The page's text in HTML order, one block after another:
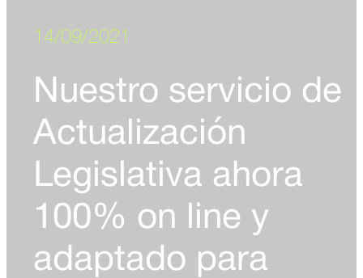
14/09/2021
Nuestro servicio de
Actualización
Legislativa ahora
100% on line y
adaptado para